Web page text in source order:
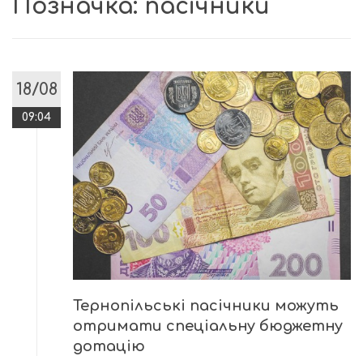
Позначка: пасічники
18/08
09:04
Тернопільські пасічники можуть
отримати спеціальну бюджетну
дотацію